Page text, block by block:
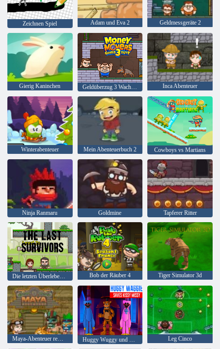
Zeichnen Spiel Adam und Eva 2 Geldmessgeräte 2
Gierig Kaninchen Geldüberzug 3 Wachdienst Inca Abenteuer
Winterabenteuer Mein Abenteuerbuch 2 Cowboys vs Martians
Ninja Ranmaru Goldmine Tapferer Ritter
Bob der Räuber 4 Tiger Simulator 3d
Maya-Abenteuer remastered Leg Cinco